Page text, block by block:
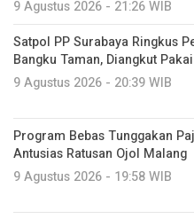
9 Agustus 2026 - 21:26 WIB
Satpol PP Surabaya Ringkus
Bangku Taman, Diangkut
9 Agustus 2026 - 20:39 WIB
Program Bebas Tunggakan
Antusias Ratusan Ojol Malang
9 Agustus 2026 - 19:58 WIB